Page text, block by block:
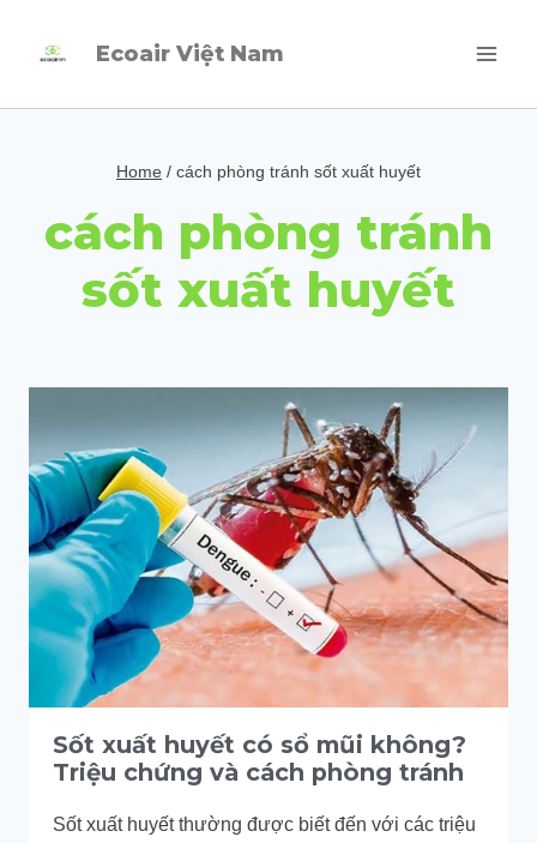
Ecoair Việt Nam
Home / cách phòng tránh sốt xuất huyết
cách phòng tránh
sốt xuất huyết
Sốt xuất huyết có sổ mũi không?
Triệu chứng và cách phòng tránh
Sốt xuất huyết thường được biết đến với các triệu